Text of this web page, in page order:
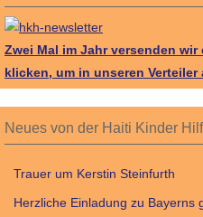
Zwei Mal im Jahr versenden
klicken, um in unseren Verteiler
Neues von der Haiti Kinder
Trauer um Kerstin Steinfurth
Herzliche Einladung zu Bayerns